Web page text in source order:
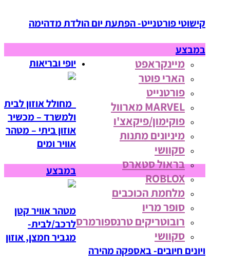
קישוטי פורטנייט- הפתעת יום הולדת מדהימה
במבצע
מיינקראפט
הארי פוטר
פורטנייט
MARVEL מארוול
פוקימון/פיקאצ'ו
מיניונים מתנות
סקוושי
בראול סטארס
ROBLOX
מלחמת הכוכבים
סופר מריו
רובוטריקים טרנספורמרס
סקוושי
יופי ובריאות
מחולל אוזון לבית
ולמשרד – מכשיר
אוזון ביתי – מטהר
אוויר ומים
במבצע
מטהר אוויר קטן
לרכב/לבית-
מגביר חמצן, אוזון
ויונים חיובים- באספקה מהירה